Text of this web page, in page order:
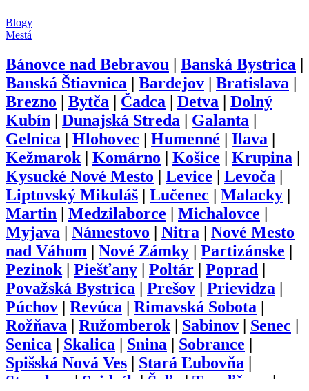
Blogy
Mestá
Bánovce nad Bebravou | Banská Bystrica |
Banská Štiavnica | Bardejov | Bratislava |
Brezno | Bytča | Čadca | Detva | Dolný
Kubín | Dunajská Streda | Galanta |
Gelnica | Hlohovec | Humenné | Ilava |
Kežmarok | Komárno | Košice | Krupina |
Kysucké Nové Mesto | Levice | Levoča |
Liptovský Mikuláš | Lučenec | Malacky |
Martin | Medzilaborce | Michalovce |
Myjava | Námestovo | Nitra | Nové Mesto
nad Váhom | Nové Zámky | Partizánske |
Pezinok | Piešťany | Poltár | Poprad |
Považská Bystrica | Prešov | Prievidza |
Púchov | Revúca | Rimavská Sobota |
Rožňava | Ružomberok | Sabinov | Senec |
Senica | Skalica | Snina | Sobrance |
Spišská Nová Ves | Stará Ľubovňa |
Stropkov
| Svidník | Šaľa | Topoľčany
|